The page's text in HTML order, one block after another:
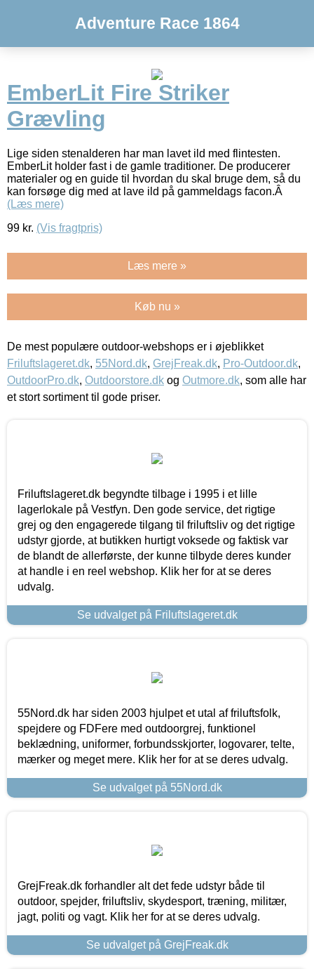
Adventure Race 1864
EmberLit Fire Striker
Grævling
Lige siden stenalderen har man lavet ild med flintesten.
EmberLit holder fast i de gamle traditioner. De producerer
materialer og en guide til hvordan du skal bruge dem, så du
kan forsøge dig med at lave ild på gammeldags facon.Â
(Læs mere)
99 kr. (Vis fragtpris)
Læs mere »
Køb nu »
De mest populære outdoor-webshops er i øjeblikket
Friluftslageret.dk, 55Nord.dk, GrejFreak.dk, Pro-Outdoor.dk,
OutdoorPro.dk, Outdoorstore.dk og Outmore.dk, som alle har
et stort sortiment til gode priser.
Friluftslageret.dk begyndte tilbage i 1995 i et lille
lagerlokale på Vestfyn. Den gode service, det rigtige
grej og den engagerede tilgang til friluftsliv og det rigtige
udstyr gjorde, at butikken hurtigt voksede og faktisk var
de blandt de allerførste, der kunne tilbyde deres kunder
at handle i en reel webshop. Klik her for at se deres
udvalg.
Se udvalget på Friluftslageret.dk
55Nord.dk har siden 2003 hjulpet et utal af friluftsfolk,
spejdere og FDFere med outdoorgrej, funktionel
beklædning, uniformer, forbundsskjorter, logovarer, telte,
mærker og meget mere. Klik her for at se deres udvalg.
Se udvalget på 55Nord.dk
GrejFreak.dk forhandler alt det fede udstyr både til
outdoor, spejder, friluftsliv, skydesport, træning, militær,
jagt, politi og vagt. Klik her for at se deres udvalg.
Se udvalget på GrejFreak.dk